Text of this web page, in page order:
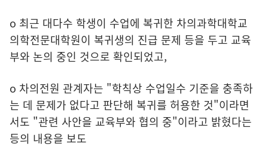
o 최근 대다수 학생이 수업에 복귀한 차의과학대학교
의학전문대학원이 복귀생의 진급 문제 등을 두고 교육
부와 논의 중인 것으로 확인되었고,
o 차의전원 관계자는 "학칙상 수업일수 기준을 충족하
는 데 문제가 없다고 판단해 복귀를 허용한 것"이라면
서도 "관련 사안을 교육부와 협의 중"이라고 밝혔다는
등의 내용을 보도